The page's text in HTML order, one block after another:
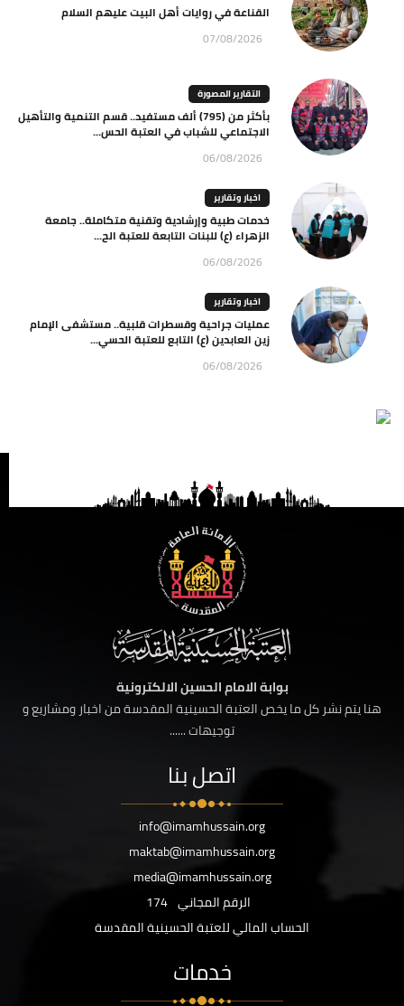
القناعة في روايات أهل البيت عليهم السلام
07/08/2026
التقارير المصورة
بأكثر من (795) ألف مستفيد.. قسم التنمية والتأهيل
الاجتماعي للشباب في العتبة الحس...
06/08/2026
اخبار وتقارير
خدمات طبية وإرشادية وتقنية متكاملة.. جامعة
الزهراء (ع) للبنات التابعة للعتبة الح...
06/08/2026
اخبار وتقارير
عمليات جراحية وقسطرات قلبية.. مستشفى الإمام
زين العابدين (ع) التابع للعتبة الحسي...
06/08/2026
بوابة الامام الحسين الالكترونية
هنا يتم نشر كل ما يخص العتبة الحسينية المقدسة من اخبار ومشاريع و
توجيهات ......
اتصل بنا
info@imamhussain.org
maktab@imamhussain.org
media@imamhussain.org
الرقم المجاني 174
الحساب المالي للعتبة الحسينية المقدسة
خدمات